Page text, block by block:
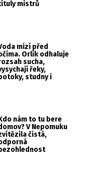
mistrů
mizí před
Orlík odhaluje
sucha,
řeky,
studny i
nám to tu bere
V Nepomuku
čistá,